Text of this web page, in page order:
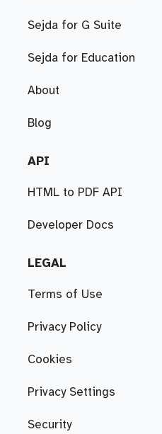
Sejda for G Suite
Sejda for Education
About
Blog
API
HTML to PDF API
Developer Docs
LEGAL
Terms of Use
Privacy Policy
Cookies
Privacy Settings
Security